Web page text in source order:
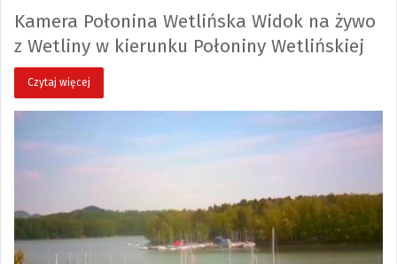
Kamera Połonina Wetlińska Widok na żywo
z Wetliny w kierunku Połoniny Wetlińskiej
Czytaj więcej